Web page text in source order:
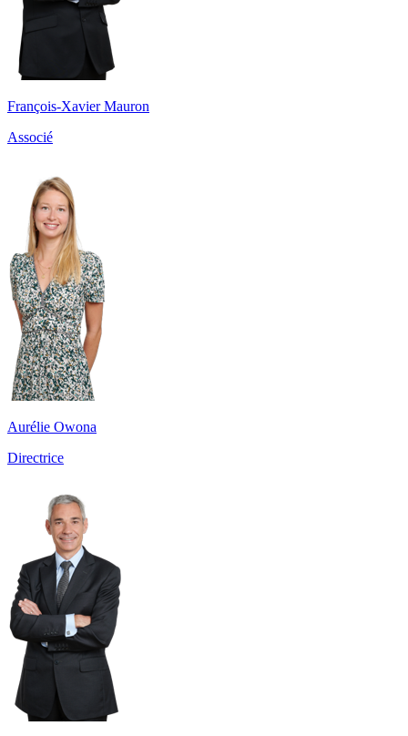
François-Xavier Mauron
Associé
Aurélie Owona
Directrice